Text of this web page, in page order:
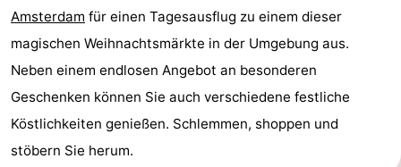
und
trinken
Einkäufen
Märkte
-
Veranstaltungen
Amsterdam für einen Tagesausflug zu einem dieser
magischen Weihnachtsmärkte in der Umgebung aus.
Neben einem endlosen Angebot an besonderen
Geschenken können Sie auch verschiedene festliche
Köstlichkeiten genießen. Schlemmen, shoppen und
stöbern Sie herum.